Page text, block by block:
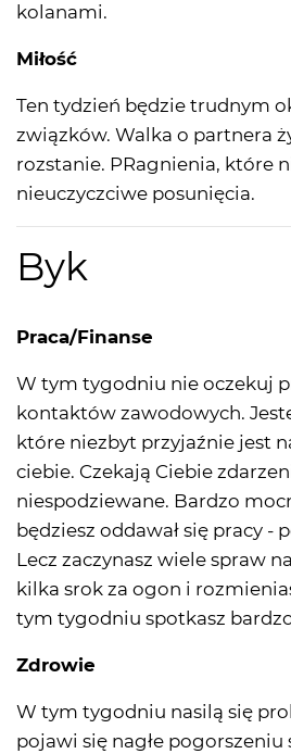
kolanami.
Miłość
Ten tydzień będzie trudnym
związków. Walka o partnera
rozstanie. PRagnienia, które
nieuczyczciwe posunięcia.
Byk
Praca/Finanse
W tym tygodniu nie oczekuj
kontaktów zawodowych.
które niezbyt przyjaźnie jest
ciebie. Czekają Ciebie
niespodziewane. Bardzo
będziesz oddawał się pracy -
Lecz zaczynasz wiele spraw
kilka srok za ogon i
tym tygodniu spotkasz
Zdrowie
W tym tygodniu nasilą się
pojawi się nagłe pogorszeniu